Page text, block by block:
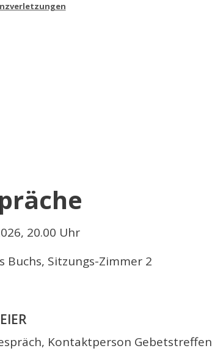
20.00 Uhr
Buchs, Sitzungs-Zimmer 2
Kontaktperson Gebetstreffen